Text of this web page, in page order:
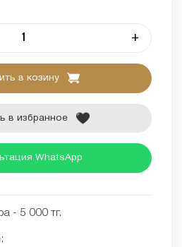
+
в козину
в избранное
WhatsApp
- 5 000 тг.